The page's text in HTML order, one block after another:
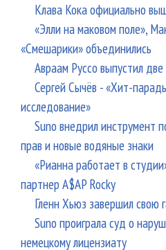
Клава Кока официально
«Элли на маковом поле»,
«Смешарики» объединились
Авраам Руссо выпустил
Сергей Сычёв - «Хит-
исследование»
Suno внедрил инструмент
прав и новые водяные знаки
«Рианна работает в
партнер A$AP Rocky
Гленн Хьюз завершил свою
Suno проиграла суд о
немецкому лицензиату